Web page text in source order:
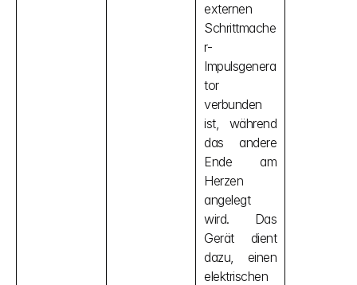
externen
Schrittmache
r-
Impulsgenera
tor
verbunden
ist, während
das andere
Ende am
Herzen
angelegt
wird. Das
Gerät dient
dazu, einen
elektrischen